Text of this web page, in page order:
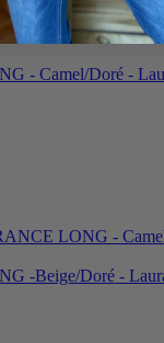
COURT -
LONG -